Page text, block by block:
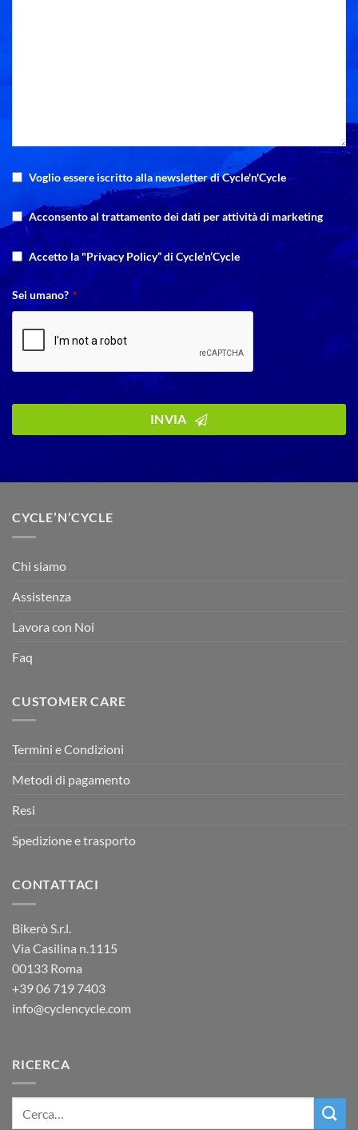
Voglio essere iscritto alla newsletter di Cycle'n'Cycle
Acconsento al trattamento dei dati per attività di marketing
Accetto la "Privacy Policy” di Cycle’n’Cycle
Sei umano? *
INVIA
CYCLE’N’CYCLE
Chi siamo
Assistenza
Lavora con Noi
Faq
CUSTOMER CARE
Termini e Condizioni
Metodi di pagamento
Resi
Spedizione e trasporto
CONTATTACI
Bikerò S.r.l.
Via Casilina n.1115
00133 Roma
+3906 719 7403
info@cyclencycle.com
RICERCA